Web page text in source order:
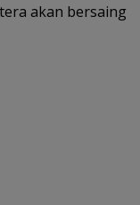
akan bersaing